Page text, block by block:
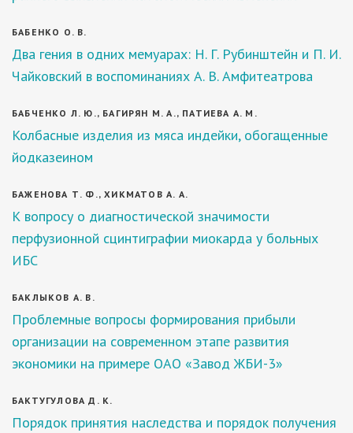
БАБЕНКО О. В.
Два гения в одних мемуарах: Н. Г. Рубинштейн и П. И.
Чайковский в воспоминаниях А. В. Амфитеатрова
БАБЧЕНКО Л. Ю., БАГИРЯН М. А., ПАТИЕВА А. М.
Колбасные изделия из мяса индейки, обогащенные
йодказеином
БАЖЕНОВА Т. Ф., ХИКМАТОВ А. А.
К вопросу о диагностической значимости
перфузионной сцинтиграфии миокарда у больных
ИБС
БАКЛЫКОВ А. В.
Проблемные вопросы формирования прибыли
организации на современном этапе развития
экономики на примере ОАО «Завод ЖБИ-3»
БАКТУГУЛОВА Д. К.
Порядок принятия наследства и порядок получения